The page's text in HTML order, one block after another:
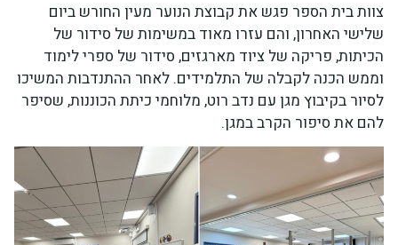
צוות בית הספר פגש את קבוצת הנוער מעין החורש ביום
שלישי האחרון, והם עזרו מאוד במשימות של סידור של
הכיתות, פריקה של ציוד מארגזים, סידור של ספרי לימוד
וממש הכנה לקבלה של התלמידים. לאחר ההתנדבות המשיכו
לסיור בקיבוץ מגן עם נדב רוט, מלוחמי כיתת הכוננות, שסיפר
להם את סיפור הקרב במגן.